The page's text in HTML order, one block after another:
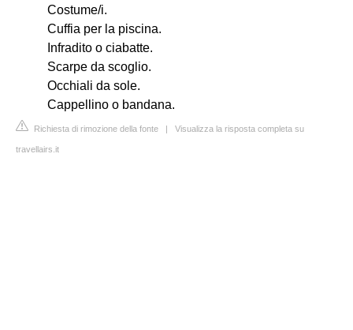
Costume/i.
Cuffia per la piscina.
Infradito o ciabatte.
Scarpe da scoglio.
Occhiali da sole.
Cappellino o bandana.
Richiesta di rimozione della fonte | Visualizza la risposta completa su
travellairs.it